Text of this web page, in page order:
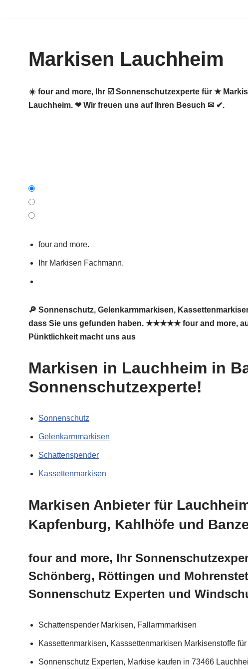
springenMarkisen Lauchheim
☀️ four and more, Ihr ☑️ Sonnenschutzexperte für ★
Lauchheim. ❤ Wir freuen uns auf Ihren Besuch ✉ ✔.
four and more.
Ihr Markisen Fachmann.
🔎 Sonnenschutz, Gelenkarmmarkisen,
dass Sie uns gefunden haben. ★★★★★ four and more,
Pünktlichkeit macht uns aus
Markisen in Lauchheim in
Sonnenschutzexperte!
Sonnenschutz
Gelenkarmmarkisen
Schattenspender
Kassettenmarkisen
Markisen Anbieter für
Kapfenburg, Kahlhöfe und
four and more, Ihr
Schönberg, Röttingen und
Sonnenschutz Experten und
Schattenspender Markisen, Fallarmmarkisen
Kassettenmarkisen, Kasssettenmarkisen Markisenstoffe
Sonnenschutz Experten, Markise kaufen in 73466